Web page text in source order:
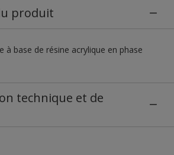
produit
à base de résine acrylique en phase
technique et de